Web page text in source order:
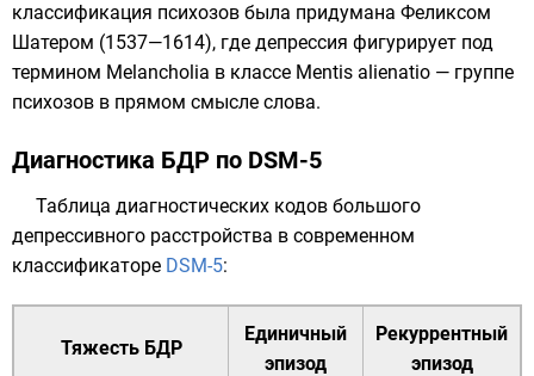
классификация психозов была придумана Феликсом
Шатером (1537—1614), где депрессия фигурирует под
термином Melancholia в классе Mentis alienatio — группе
психозов в прямом смысле слова.
Диагностика БДР по DSM-5
Таблица диагностических кодов большого
депрессивного расстройства в современном
классификаторе DSM-5:
Тяжесть БДР
Единичный
эпизод
Рекуррентный
эпизод